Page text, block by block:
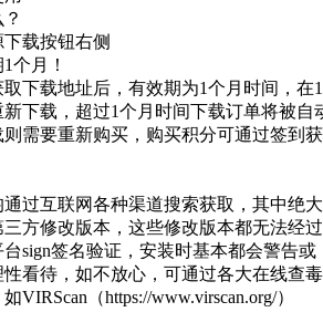
载按钮右侧
个月！
下载地址后，有效期为1个月时间，在1
下载，超过1个月时间下载订单将被自
需要重新购买，购买积分可通过签到获
过互联网各种渠道搜索获取，其中绝大
方修改版本，这些修改版本都无法经过
sign签名验证，安装时基本都会警告或
看待，如不放心，可通过各大在线查毒
VIRScan（https://www.virscan.org/）